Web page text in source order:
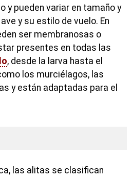
y pueden variar en tamaño y
y su estilo de vuelo. En
ser membranosas o
presentes en todas las
, desde la larva hasta el
los murciélagos, las
y están adaptadas para el
las alitas se clasifican